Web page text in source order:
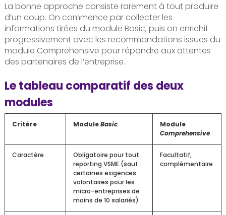
La bonne approche consiste rarement à tout produire
d’un coup. On commence par collecter les
informations tirées du module Basic, puis on enrichit
progressivement avec les recommandations issues du
module Comprehensive pour répondre aux attentes
des partenaires de l’entreprise.
Le tableau comparatif des deux
modules
Critère ModuleBasic
Module
Comprehensive
Caractère
Obligatoire pour tout
reporting VSME (sauf
certaines exigences
volontaires pour les
micro-entreprises de
moins de 10 salariés)
Facultatif,
complémentaire